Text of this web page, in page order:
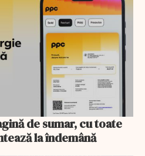
de sumar, cu toate
la îndemână